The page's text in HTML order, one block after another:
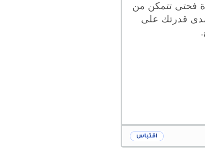
فحتى تتمكن من
قدرتك على